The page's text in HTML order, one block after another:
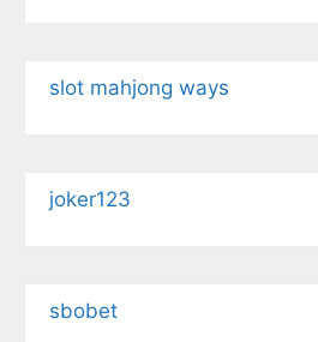
slot mahjong ways
joker123
sbobet